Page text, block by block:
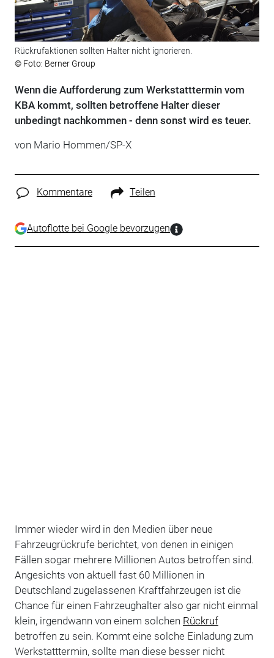
Rückrufaktionen sollten Halter nicht ignorieren.
© Foto: Berner Group
Wenn die Aufforderung zum Werkstatttermin vom
KBA kommt, sollten betroffene Halter dieser
unbedingt nachkommen - denn sonst wird es teuer.
von Mario Hommen/SP-X
Kommentare Teilen
Autoflotte bei Google bevorzugen
Immer wieder wird in den Medien über neue
Fahrzeugrückrufe berichtet, von denen in einigen
Fällen sogar mehrere Millionen Autos betroffen sind.
Angesichts von aktuell fast 60 Millionen in
Deutschland zugelassenen Kraftfahrzeugen ist die
Chance für einen Fahrzeughalter also gar nicht einmal
klein, irgendwann von einem solchen Rückruf
betroffen zu sein. Kommt eine solche Einladung zum
Werkstatttermin, sollte man diese besser nicht